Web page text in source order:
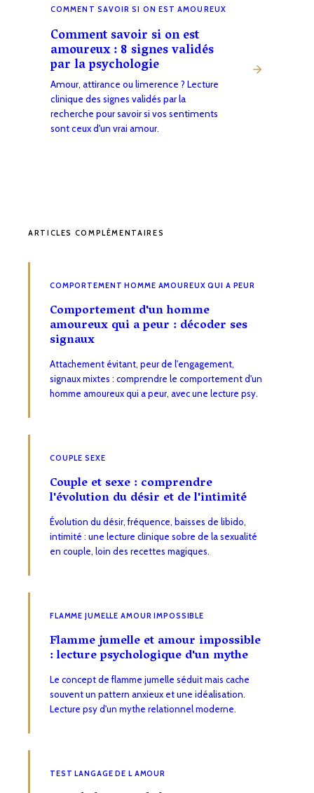
COMMENT SAVOIR SI ON EST AMOUREUX
Comment savoir si on est
amoureux : 8 signes validés
par la psychologie
Amour, attirance ou limerence ? Lecture
clinique des signes validés par la
recherche pour savoir si vos sentiments
sont ceux d'un vrai amour.
ARTICLES COMPLÉMENTAIRES
COMPORTEMENT HOMME AMOUREUX QUI A PEUR
Comportement d'un homme
amoureux qui a peur : décoder ses
signaux
Attachement évitant, peur de l'engagement,
signaux mixtes : comprendre le comportement d'un
homme amoureux qui a peur, avec une lecture psy.
COUPLE SEXE
Couple et sexe : comprendre
l'évolution du désir et de l'intimité
Évolution du désir, fréquence, baisses de libido,
intimité : une lecture clinique sobre de la sexualité
en couple, loin des recettes magiques.
FLAMME JUMELLE AMOUR IMPOSSIBLE
Flamme jumelle et amour impossible
: lecture psychologique d'un mythe
Le concept de flamme jumelle séduit mais cache
souvent un pattern anxieux et une idéalisation.
Lecture psy d'un mythe relationnel moderne.
TEST LANGAGE DE L AMOUR